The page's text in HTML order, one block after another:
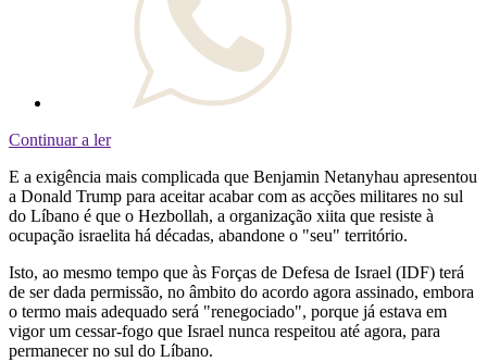
Continuar a ler
E a exigência mais complicada que Benjamin Netanyhau apresentou
a Donald Trump para aceitar acabar com as acções militares no sul
do Líbano é que o Hezbollah, a organização xiita que resiste à
ocupação israelita há décadas, abandone o "seu" território.
Isto, ao mesmo tempo que às Forças de Defesa de Israel (IDF) terá
de ser dada permissão, no âmbito do acordo agora assinado, embora
o termo mais adequado será "renegociado", porque já estava em
vigor um cessar-fogo que Israel nunca respeitou até agora, para
permanecer no sul do Líbano.